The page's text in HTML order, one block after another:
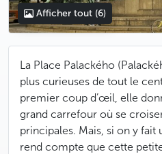
Afficher tout (6)
La Place Palackého
plus curieuses de tout le
premier coup d’œil, elle
grand carrefour où se
principales. Mais, si on y fait
rend compte que cette